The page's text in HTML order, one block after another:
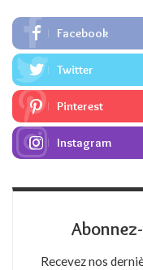
Facebook
Twitter
Pinterest
Instagram
Recevez nos